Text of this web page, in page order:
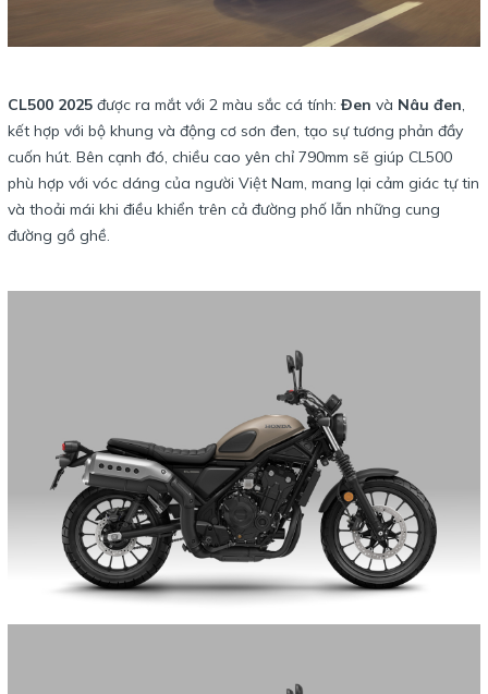
CL500 2025 được ra mắt với 2 màu sắc cá tính: Đen và Nâu đen,
kết hợp với bộ khung và động cơ sơn đen, tạo sự tương phản đầy
cuốn hút. Bên cạnh đó, chiều cao yên chỉ 790mm sẽ giúp CL500
phù hợp với vóc dáng của người Việt Nam, mang lại cảm giác tự tin
và thoải mái khi điều khiển trên cả đường phố lẫn những cung
đường gồ ghề.